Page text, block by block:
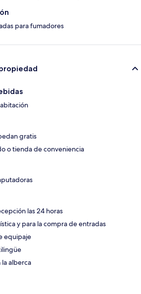
para fumadores
gratis
o tienda de conveniencia
las 24 horas
y para la compra de entradas
equipaje
la alberca